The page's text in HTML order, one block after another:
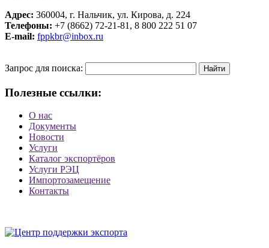
Адрес: 360004, г. Нальчик, ул. Кирова, д. 224
Телефоны: +7 (8662) 72-21-81, 8 800 222 51 07
E-mail: fppkbr@inbox.ru
Запрос для поиска:
Полезные ссылки:
О нас
Документы
Новости
Услуги
Каталог экспортёров
Услуги РЭЦ
Импортозамещение
Контакты